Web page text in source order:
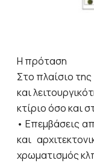
Η πρόταση
Στο πλαίσιο
και
κτίριο όσο και
• Επεμβάσεις
και
χρωματισμός